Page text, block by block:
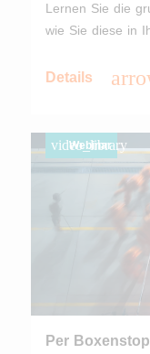
Lernen Sie die
wie Sie diese in
Details
video_library
Webinar
Per